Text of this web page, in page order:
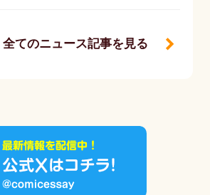
全てのニュース記事を見る